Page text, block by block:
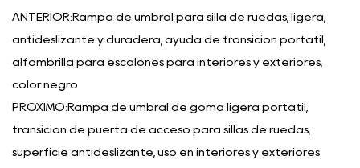
ANTERIOR:Rampa de umbral para silla de ruedas, ligera,
antideslizante y duradera, ayuda de transición portátil,
alfombrilla para escalones para interiores y exteriores,
color negro
PRÓXIMO:Rampa de umbral de goma ligera portátil,
transición de puerta de acceso para sillas de ruedas,
superficie antideslizante, uso en interiores y exteriores